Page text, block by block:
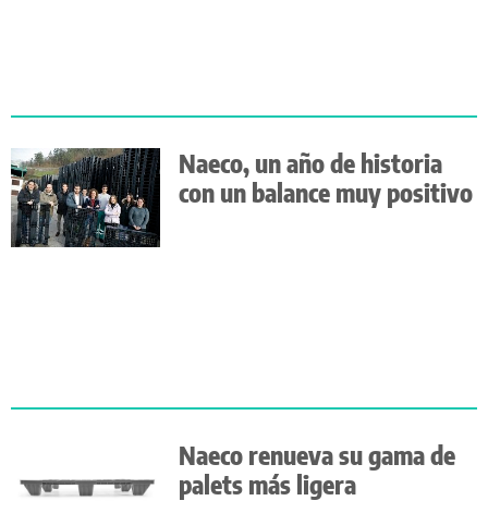
Naeco, un año de historia
con un balance muy positivo
Naeco renueva su gama de
palets más ligera